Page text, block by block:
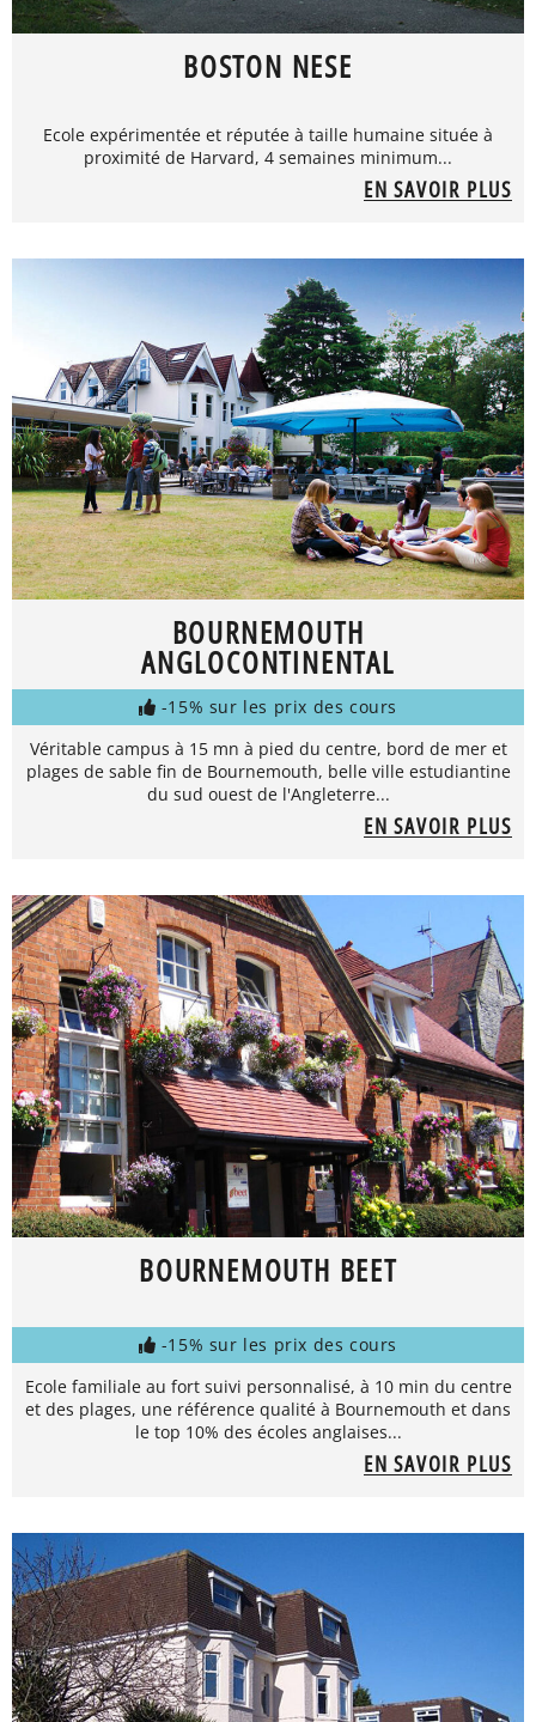
BOSTON NESE
Ecole expérimentée et réputée à taille humaine située à
proximité de Harvard, 4 semaines minimum...
EN SAVOIR PLUS
BOURNEMOUTH
ANGLOCONTINENTAL
-15% sur les prix des cours
Véritable campus à 15 mn à pied du centre, bord de mer et
plages de sable fin de Bournemouth, belle ville estudiantine
du sud ouest de l'Angleterre...
EN SAVOIR PLUS
BOURNEMOUTH BEET
-15% sur les prix des cours
Ecole familiale au fort suivi personnalisé, à 10 min du centre
et des plages, une référence qualité à Bournemouth et dans
le top 10% des écoles anglaises...
EN SAVOIR PLUS